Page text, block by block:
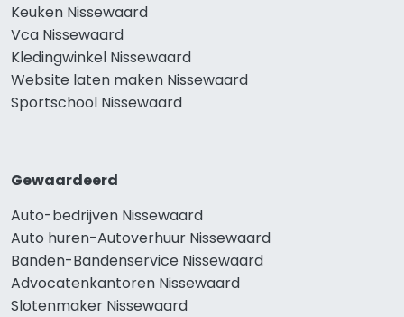
Keuken Nissewaard
Vca Nissewaard
Kledingwinkel Nissewaard
Website laten maken Nissewaard
Sportschool Nissewaard
Gewaardeerd
Auto-bedrijven Nissewaard
Auto huren-Autoverhuur Nissewaard
Banden-Bandenservice Nissewaard
Advocatenkantoren Nissewaard
Slotenmaker Nissewaard